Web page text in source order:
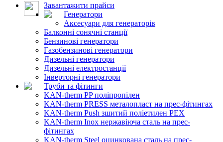
Завантажити прайси
Генератори
Аксесуари для генераторів
Балконні сонячні станції
Бензинові генератори
Газобензинові генератори
Дизельні генератори
Дизельні електростанції
Інверторні генератори
Труби та фітинги
KAN-therm PP поліпропілен
KAN-therm PRESS металопласт на прес-фітингах
KAN-therm Push зшитий поліетилен PEX
KAN-therm Inox нержавіюча сталь на прес-
фітингах
KAN-therm Steel оцинкована сталь на прес-